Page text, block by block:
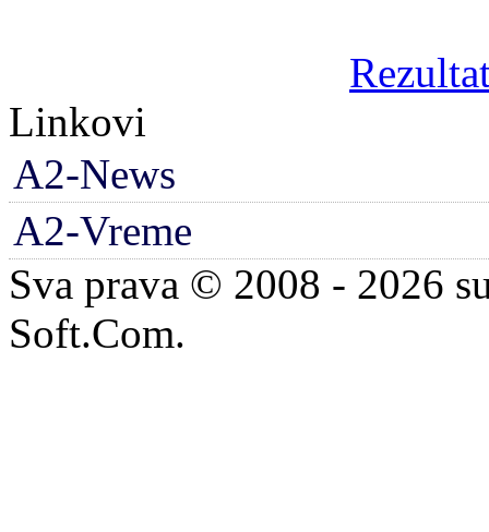
Linkovi
A2-News
A2-Vreme
Sva prava © 2008 - 2026
Soft.Com.